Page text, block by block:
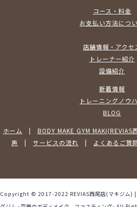
コース・料金
お支払い方法につ
店舗情報・アクセ
トレーナー紹介
設備紹介
新着情報
トレーニングノウ
BLOG
ホーム | BODY MAKE GYM MAKI(REVIAS
声
| サービスの流れ | よくあるご質
Copyright © 2017-2022 REVIAS西尾店(マキジム) |